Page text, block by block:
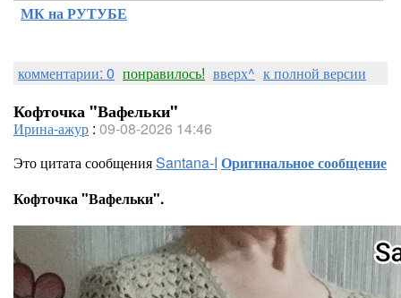
МК на РУТУБЕ
комментарии: 0 понравилось! вверх^ к полной версии
Кофточка "Вафельки"
Ирина-ажур : 09-08-2026 14:46
Это цитата сообщенияSantana-I Оригинальное сообщение
Кофточка "Вафельки".